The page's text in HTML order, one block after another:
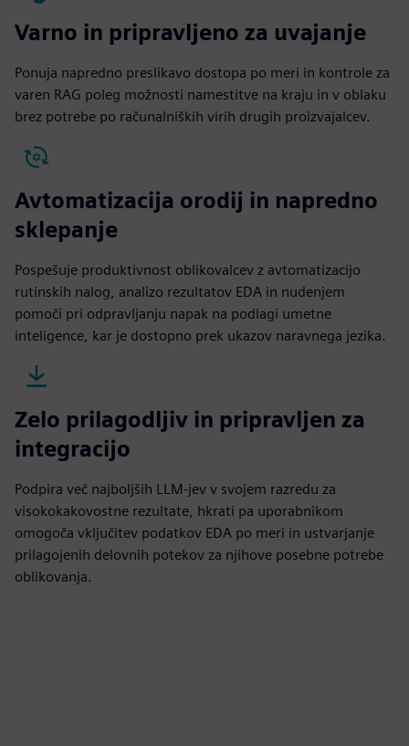
Varno in pripravljeno za uvajanje
Ponuja napredno preslikavo dostopa po meri in kontrole za
varen RAG poleg možnosti namestitve na kraju in v oblaku
brez potrebe po računalniških virih drugih proizvajalcev.
Avtomatizacija orodij in napredno
sklepanje
Pospešuje produktivnost oblikovalcev z avtomatizacijo
rutinskih nalog, analizo rezultatov EDA in nudenjem
pomoči pri odpravljanju napak na podlagi umetne
inteligence, kar je dostopno prek ukazov naravnega jezika.
Zelo prilagodljiv in pripravljen za
integracijo
Podpira več najboljših LLM-jev v svojem razredu za
visokokakovostne rezultate, hkrati pa uporabnikom
omogoča vključitev podatkov EDA po meri in ustvarjanje
prilagojenih delovnih potekov za njihove posebne potrebe
oblikovanja.